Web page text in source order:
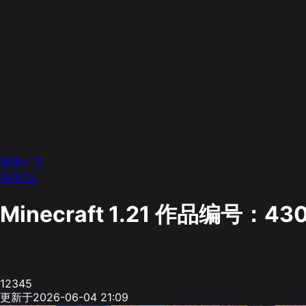
墨墨打字
墨墨OJ
Minecraft 1.21作品编号：
12345
更新于2026-06-04 21:09